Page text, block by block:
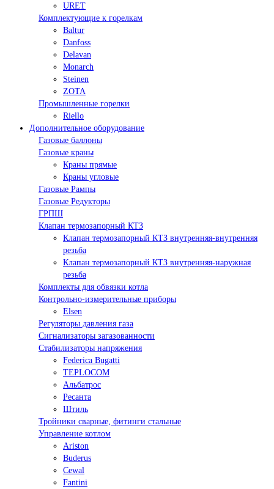
URET
Комплектующие к горелкам
Baltur
Danfoss
Delavan
Monarch
Steinen
ZOTA
Промышленные горелки
Riello
Дополнительное оборудование
Газовые баллоны
Газовые краны
Краны прямые
Краны угловые
Газовые Рампы
Газовые Редукторы
ГРПШ
Клапан термозапорный КТЗ
Клапан термозапорный КТЗ внутренняя-внутренняя
резьба
Клапан термозапорный КТЗ внутренняя-наружная
резьба
Комплекты для обвязки котла
Контрольно-измерительные приборы
Elsen
Регуляторы давления газа
Сигнализаторы загазованности
Стабилизаторы напряжения
Federica Bugatti
TEPLOCOM
Альбатрос
Ресанта
Штиль
Тройники сварные, фитинги стальные
Управление котлом
Ariston
Buderus
Cewal
Fantini